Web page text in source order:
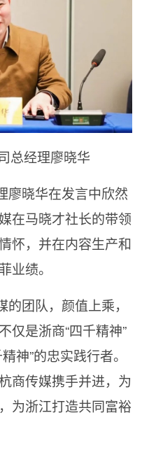
总经理廖晓华
廖晓华在发言中欣然
在马晓才社长的带领
怀，并在内容生产和
业绩。
团队，颜值上乘，
仅是浙商“四千精神”
神”的忠实践行者。
商传媒携手并进，为
为浙江打造共同富裕